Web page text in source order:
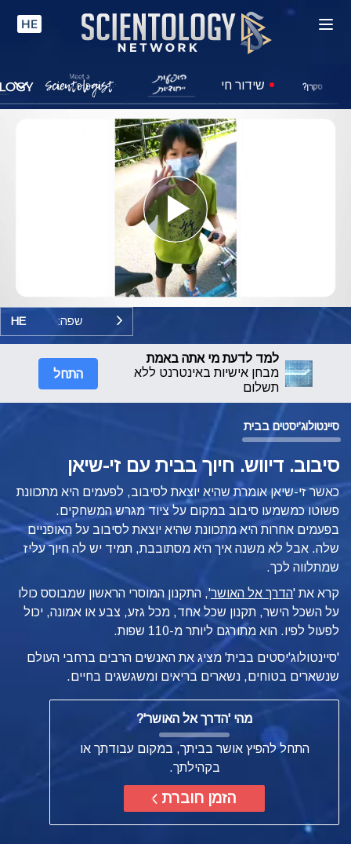
HE
סקרן? שידור חי
Play
Video
שפה: HE
למד לדעת מי אתה באמת
מבחן אישיות באינטרנט ללא
תשלום
התחל
סיינטולוג'יסטים בבית
סיבוב. דיווש. חיוך בבית עם זי-שיאן
כאשר זי-שיאן אומרת שהיא יוצאת לסיבוב, לפעמים היא מתכוונת
פשוטו כמשמעו סיבוב במקום על ציוד מגרש המשחקים.
בפעמים אחרות היא מתכוונת שהיא יוצאת לסיבוב על האופניים
שלה. אבל לא משנה איך היא מסתובבת, תמיד יש לה חיוך עליז
שמתלווה לכך.
קרא את 'הדרך אל האושר', התקנון המוסרי הראשון שמבוסס כולו
על השכל הישר, תקנון שכל אחד, מכל גזע, צבע או אמונה, יכול
לפעול לפיו. הוא מתורגם ליותר מ-110 שפות.
'סיינטולוג'יסטים בבית' מציג את האנשים הרבים ברחבי העולם
שנשארים בטוחים, נשארים בריאים ומשגשגים בחיים.
מהי 'הדרך אל האושר'?
התחל להפיץ אושר בביתך, במקום עבודתך או
בקהילתך.
הזמן חוברת